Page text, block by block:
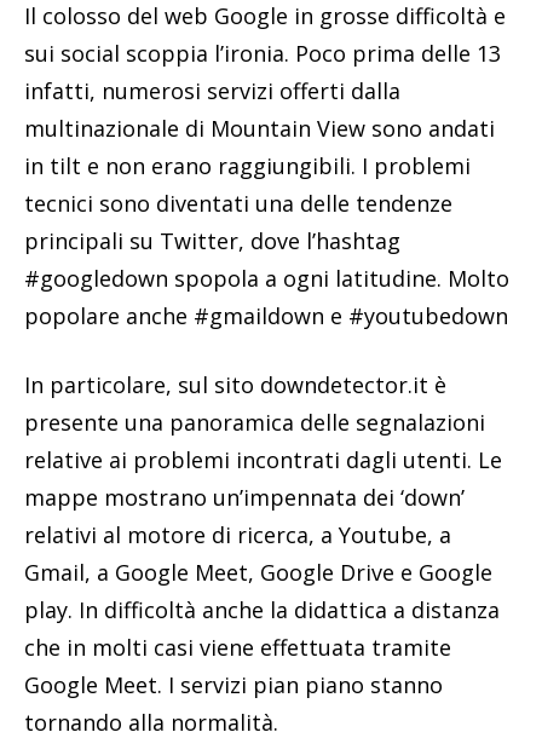
Il colosso del web Google in grosse difficoltà e
sui social scoppia l’ironia. Poco prima delle 13
infatti, numerosi servizi offerti dalla
multinazionale di Mountain View sono andati
in tilt e non erano raggiungibili. I problemi
tecnici sono diventati una delle tendenze
principali su Twitter, dove l’hashtag
#googledown spopola a ogni latitudine. Molto
popolare anche #gmaildown e #youtubedown
In particolare, sul sito downdetector.it è
presente una panoramica delle segnalazioni
relative ai problemi incontrati dagli utenti. Le
mappe mostrano un’impennata dei ‘down’
relativi al motore di ricerca, a Youtube, a
Gmail, a Google Meet, Google Drive e Google
play. In difficoltà anche la didattica a distanza
che in molti casi viene effettuata tramite
Google Meet. I servizi pian piano stanno
tornando alla normalità.